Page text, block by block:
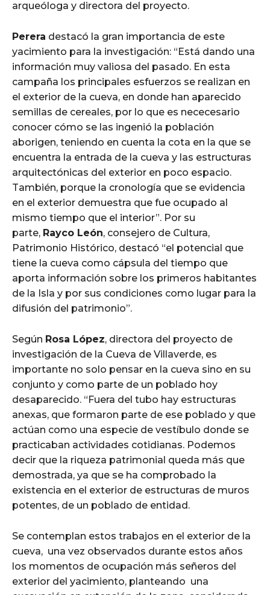
arqueóloga y directora del proyecto.
Perera destacó la gran importancia de este
yacimiento para la investigación: “Está dando una
información muy valiosa del pasado. En esta
campaña los principales esfuerzos se realizan en
el exterior de la cueva, en donde han aparecido
semillas de cereales, por lo que es nececesario
conocer cómo se las ingenió la población
aborigen, teniendo en cuenta la cota en la que se
encuentra la entrada de la cueva y las estructuras
arquitectónicas del exterior en poco espacio.
También, porque la cronología que se evidencia
en el exterior demuestra que fue ocupado al
mismo tiempo que el interior”. Por su
parte, Rayco León, consejero de Cultura,
Patrimonio Histórico, destacó “el potencial que
tiene la cueva como cápsula del tiempo que
aporta información sobre los primeros habitantes
de la Isla y por sus condiciones como lugar para la
difusión del patrimonio”.
Según Rosa López, directora del proyecto de
investigación de la Cueva de Villaverde, es
importante no solo pensar en la cueva sino en su
conjunto y como parte de un poblado hoy
desaparecido. “Fuera del tubo hay estructuras
anexas, que formaron parte de ese poblado y que
actúan como una especie de vestíbulo donde se
practicaban actividades cotidianas. Podemos
decir que la riqueza patrimonial queda más que
demostrada, ya que se ha comprobado la
existencia en el exterior de estructuras de muros
potentes, de un poblado de entidad.
Se contemplan estos trabajos en el exterior de la
cueva, una vez observados durante estos años
los momentos de ocupación más señeros del
exterior del yacimiento, planteando una